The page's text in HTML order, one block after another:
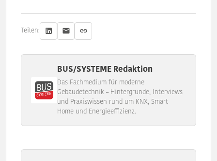
Teilen:
BUS/SYSTEME Redaktion
Das Fachmedium für moderne
Gebäudetechnik – Hintergründe, Interviews
und Praxiswissen rund um KNX, Smart
Home und Energieeffizienz.